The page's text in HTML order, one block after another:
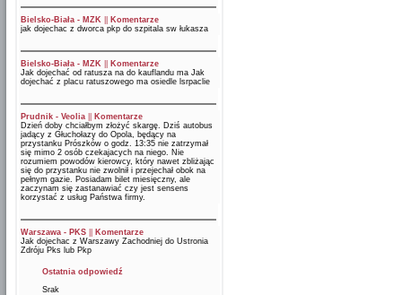
Bielsko-Biała - MZK
Komentarze
jak dojechac z dworca pkp do szpitala sw łukasza
Bielsko-Biała - MZK
Komentarze
Jak dojechać od ratusza na do kauflandu ma Jak
dojechać z placu ratuszowego ma osiedle lsrpaclie
Prudnik - Veolia
Komentarze
Dzień doby chciałbym złożyć skargę. Dziś autobus
jadący z Głuchołazy do Opola, będący na
przystanku Prószków o godz. 13:35 nie zatrzymał
się mimo 2 osób czekajacych na niego. Nie
rozumiem powodów kierowcy, który nawet zbliżając
się do przystanku nie zwolnił i przejechał obok na
pełnym gazie. Posiadam bilet miesięczny, ale
zaczynam się zastanawiać czy jest sensens
korzystać z usług Państwa firmy.
Warszawa - PKS
Komentarze
Jak dojechac z Warszawy Zachodniej do Ustronia
Zdróju Pks lub Pkp
Ostatnia odpowiedź
Srak